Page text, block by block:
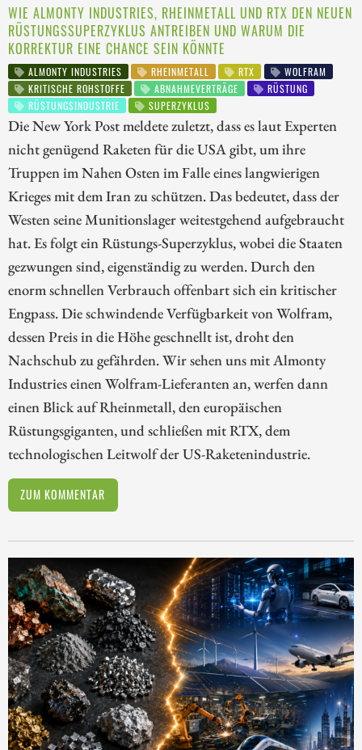
WIE ALMONTY INDUSTRIES, RHEINMETALL UND RTX DEN NEUEN
RÜSTUNGSSUPERZYKLUS ANTREIBEN UND WARUM DIE
KORREKTUR EINE CHANCE SEIN KÖNNTE
ALMONTY INDUSTRIES RHEINMETALL RTX
WOLFRAM
KRITISCHE ROHSTOFFE
ABNAHMEVERTRÄGE
RÜSTUNG
RÜSTUNGSINDUSTRIE
SUPERZYKLUS
Die New York Post meldete zuletzt, dass es laut Experten
nicht genügend Raketen für die USA gibt, um ihre
Truppen im Nahen Osten im Falle eines langwierigen
Krieges mit dem Iran zu schützen. Das bedeutet, dass der
Westen seine Munitionslager weitestgehend aufgebraucht
hat. Es folgt ein Rüstungs-Superzyklus, wobei die Staaten
gezwungen sind, eigenständig zu werden. Durch den
enorm schnellen Verbrauch offenbart sich ein kritischer
Engpass. Die schwindende Verfügbarkeit von Wolfram,
dessen Preis in die Höhe geschnellt ist, droht den
Nachschub zu gefährden. Wir sehen uns mit Almonty
Industries einen Wolfram-Lieferanten an, werfen dann
einen Blick auf Rheinmetall, den europäischen
Rüstungsgiganten, und schließen mit RTX, dem
technologischen Leitwolf der US-Raketenindustrie.
ZUM KOMMENTAR